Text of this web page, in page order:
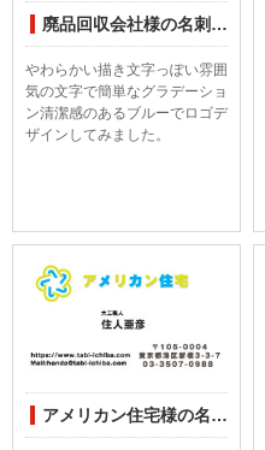
廃品回収会社様の名刺印刷デザイン
やわらかい描き文字っぽい雰囲
気の文字で簡単なグラデーショ
ン清潔感のあるブルーでロゴデ
ザインしてみました。
アメリカン住宅様の名刺印刷デザイン